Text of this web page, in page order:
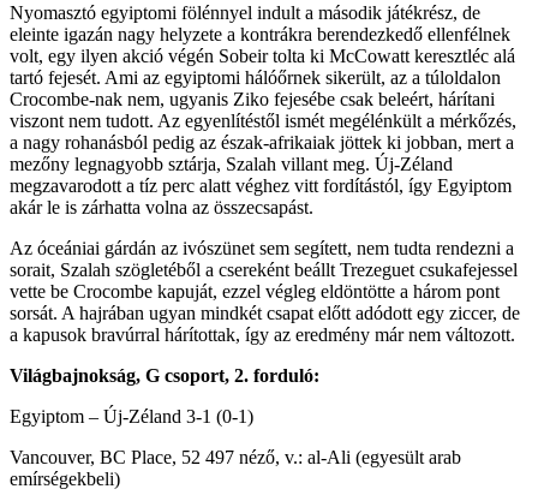
Nyomasztó egyiptomi fölénnyel indult a második játékrész, de
eleinte igazán nagy helyzete a kontrákra berendezkedő ellenfélnek
volt, egy ilyen akció végén Sobeir tolta ki McCowatt keresztléc alá
tartó fejesét. Ami az egyiptomi hálóőrnek sikerült, az a túloldalon
Crocombe-nak nem, ugyanis Ziko fejesébe csak beleért, hárítani
viszont nem tudott. Az egyenlítéstől ismét megélénkült a mérkőzés,
a nagy rohanásból pedig az észak-afrikaiak jöttek ki jobban, mert a
mezőny legnagyobb sztárja, Szalah villant meg. Új-Zéland
megzavarodott a tíz perc alatt véghez vitt fordítástól, így Egyiptom
akár le is zárhatta volna az összecsapást.
Az óceániai gárdán az ivószünet sem segített, nem tudta rendezni a
sorait, Szalah szögletéből a csereként beállt Trezeguet csukafejessel
vette be Crocombe kapuját, ezzel végleg eldöntötte a három pont
sorsát. A hajrában ugyan mindkét csapat előtt adódott egy ziccer, de
a kapusok bravúrral hárítottak, így az eredmény már nem változott.
Világbajnokság, G csoport, 2. forduló:
Egyiptom – Új-Zéland 3-1 (0-1)
Vancouver, BC Place, 52 497 néző, v.: al-Ali (egyesült arab
emírségekbeli)